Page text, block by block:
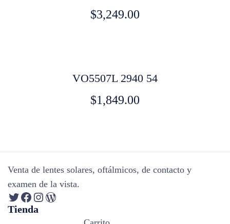
$3,249.00
VO5507L 2940 54
$1,849.00
Venta de lentes solares, oftálmicos, de contacto y
examen de la vista.
Tienda